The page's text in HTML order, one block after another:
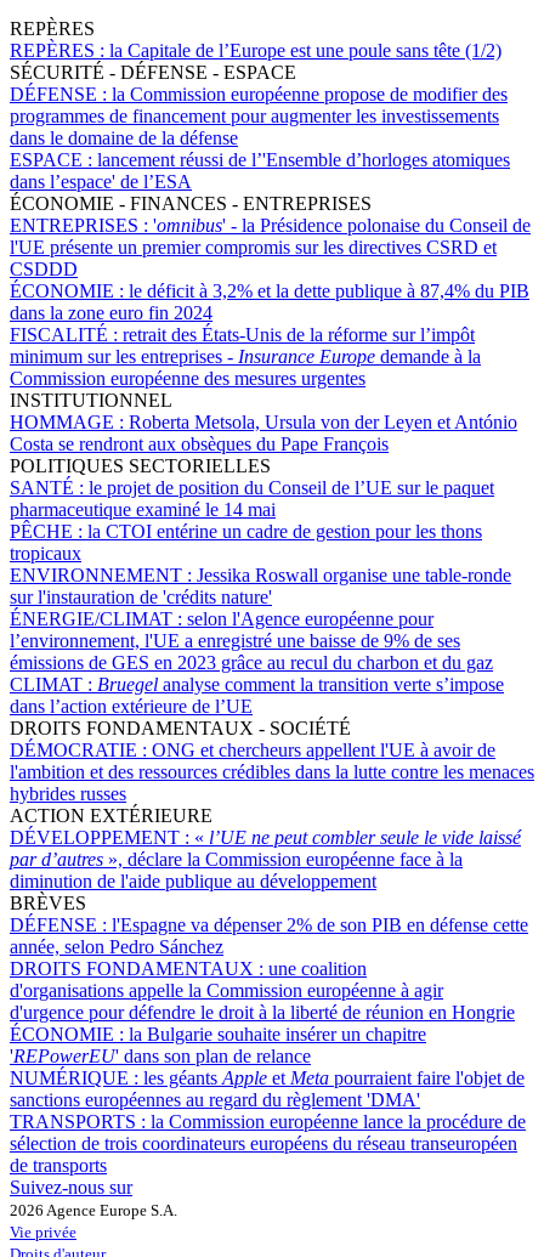
REPÈRES
REPÈRES : la Capitale de l’Europe est une poule sans tête (1/2)
SÉCURITÉ - DÉFENSE - ESPACE
DÉFENSE : la Commission européenne propose de modifier des
programmes de financement pour augmenter les investissements
dans le domaine de la défense
ESPACE : lancement réussi de l’'Ensemble d’horloges atomiques
dans l’espace' de l’ESA
ÉCONOMIE - FINANCES - ENTREPRISES
ENTREPRISES : 'omnibus' - la Présidence polonaise du Conseil de
l'UE présente un premier compromis sur les directives CSRD et
CSDDD
ÉCONOMIE : le déficit à 3,2% et la dette publique à 87,4% du PIB
dans la zone euro fin 2024
FISCALITÉ : retrait des États-Unis de la réforme sur l’impôt
minimum sur les entreprises - Insurance Europe demande à la
Commission européenne des mesures urgentes
INSTITUTIONNEL
HOMMAGE : Roberta Metsola, Ursula von der Leyen et António
Costa se rendront aux obsèques du Pape François
POLITIQUES SECTORIELLES
SANTÉ : le projet de position du Conseil de l’UE sur le paquet
pharmaceutique examiné le 14 mai
PÊCHE : la CTOI entérine un cadre de gestion pour les thons
tropicaux
ENVIRONNEMENT : Jessika Roswall organise une table-ronde
sur l'instauration de 'crédits nature'
ÉNERGIE/CLIMAT : selon l'Agence européenne pour
l’environnement, l'UE a enregistré une baisse de 9% de ses
émissions de GES en 2023 grâce au recul du charbon et du gaz
CLIMAT : Bruegel analyse comment la transition verte s’impose
dans l’action extérieure de l’UE
DROITS FONDAMENTAUX - SOCIÉTÉ
DÉMOCRATIE : ONG et chercheurs appellent l'UE à avoir de
l'ambition et des ressources crédibles dans la lutte contre les menaces
hybrides russes
ACTION EXTÉRIEURE
DÉVELOPPEMENT : « l’UE ne peut combler seule le vide laissé
par d’autres », déclare la Commission européenne face à la
diminution de l'aide publique au développement
BRÈVES
DÉFENSE : l'Espagne va dépenser 2% de son PIB en défense cette
année, selon Pedro Sánchez
DROITS FONDAMENTAUX : une coalition
d'organisations appelle la Commission européenne à agir
d'urgence pour défendre le droit à la liberté de réunion en Hongrie
ÉCONOMIE : la Bulgarie souhaite insérer un chapitre
'REPowerEU' dans son plan de relance
NUMÉRIQUE : les géants Apple et Meta pourraient faire l'objet de
sanctions européennes au regard du règlement 'DMA'
TRANSPORTS : la Commission européenne lance la procédure de
sélection de trois coordinateurs européens du réseau transeuropéen
de transports
Suivez-nous sur
2026 Agence Europe S.A.
Vie privée